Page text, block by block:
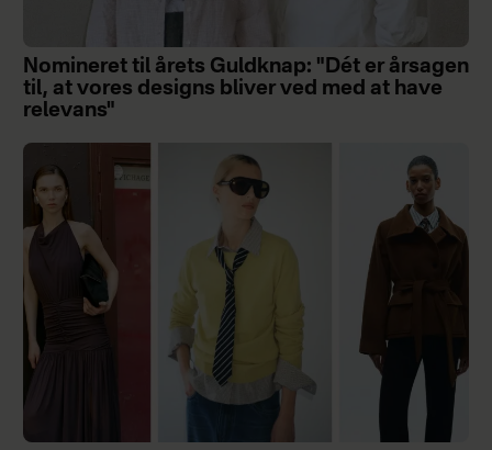
Nomineret til årets Guldknap: "Dét er årsagen
til, at vores designs bliver ved med at have
relevans"